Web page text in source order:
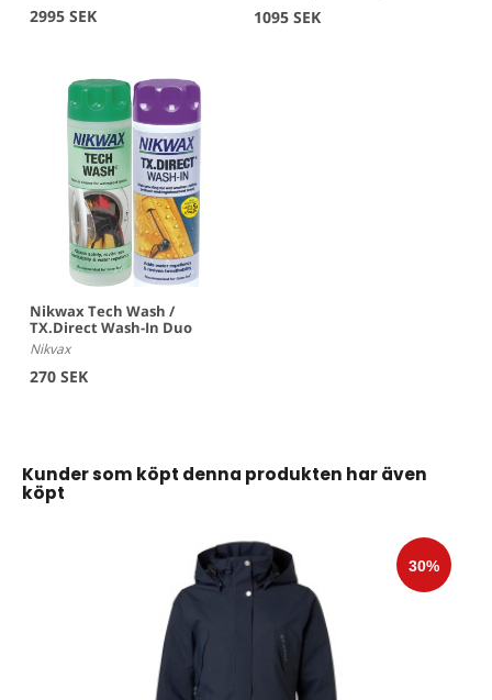
2995 SEK 1095 SEK
Nikwax Tech Wash /
TX.Direct Wash-In Duo
Nikvax
270 SEK
Kunder som köpt denna produkten har även
köpt